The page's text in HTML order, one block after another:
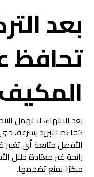
بعد
تحافظ
بعد الانتهاء، لا تهمل
كفاءة التبريد بسرعة،
الأفضل متابعة أي
رائحة غير معتادة خلال
مبكرًا يمنع تضخمها.